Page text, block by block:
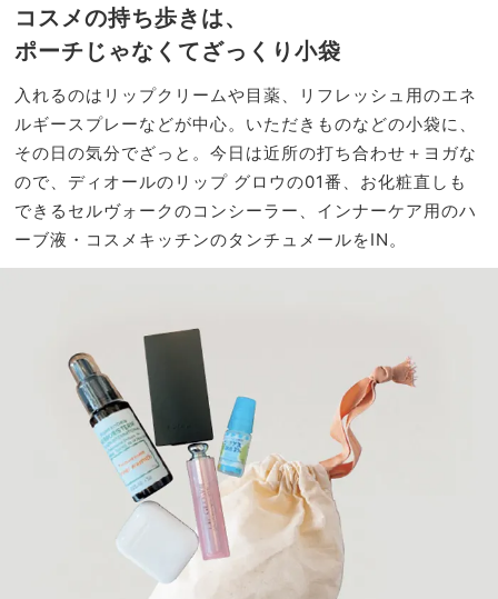
コスメの持ち歩きは、
ポーチじゃなくてざっくり小袋
入れるのはリップクリームや目薬、リフレッシュ用のエネ
ルギースプレーなどが中心。いただきものなどの小袋に、
その日の気分でざっと。今日は近所の打ち合わせ＋ヨガな
ので、ディオールのリップ グロウの01番、お化粧直しも
できるセルヴォークのコンシーラー、インナーケア用のハ
ーブ液・コスメキッチンのタンチュメールをIN。